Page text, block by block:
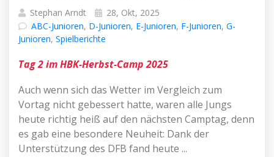
Stephan Arndt
28, Okt, 2025
ABC-Junioren, D-Junioren, E-Junioren, F-Junioren, G-
Junioren, Spielberichte
Tag 2 im HBK-Herbst-Camp 2025
Auch wenn sich das Wetter im Vergleich zum
Vortag nicht gebessert hatte, waren alle Jungs
heute richtig heiß auf den nächsten Camptag, denn
es gab eine besondere Neuheit: Dank der
Unterstützung des DFB fand heute ...